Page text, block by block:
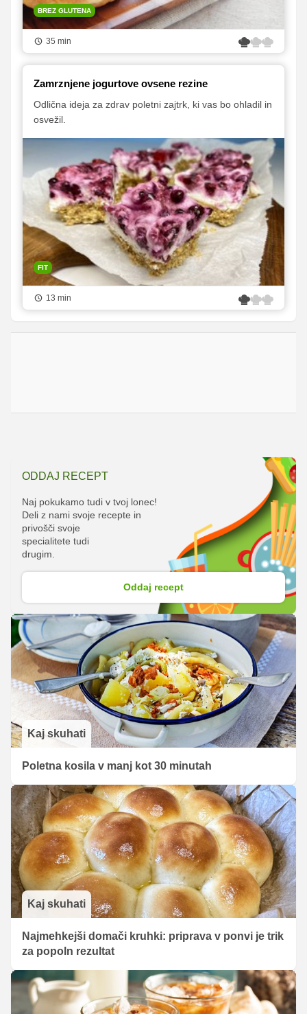
BREZ GLUTENA
35 min
Zamrznjene jogurtove ovsene rezine
Odlična ideja za zdrav poletni zajtrk, ki vas bo ohladil in
osvežil.
FIT
13 min
ODDAJ RECEPT
Naj pokukamo tudi v tvoj lonec!
Deli z nami svoje recepte in
privošči svoje
specialitete tudi
drugim.
Oddaj recept
Kaj skuhati
Poletna kosila v manj kot 30 minutah
Kaj skuhati
Najmehkejši domači kruhki: priprava v ponvi je trik
za popoln rezultat